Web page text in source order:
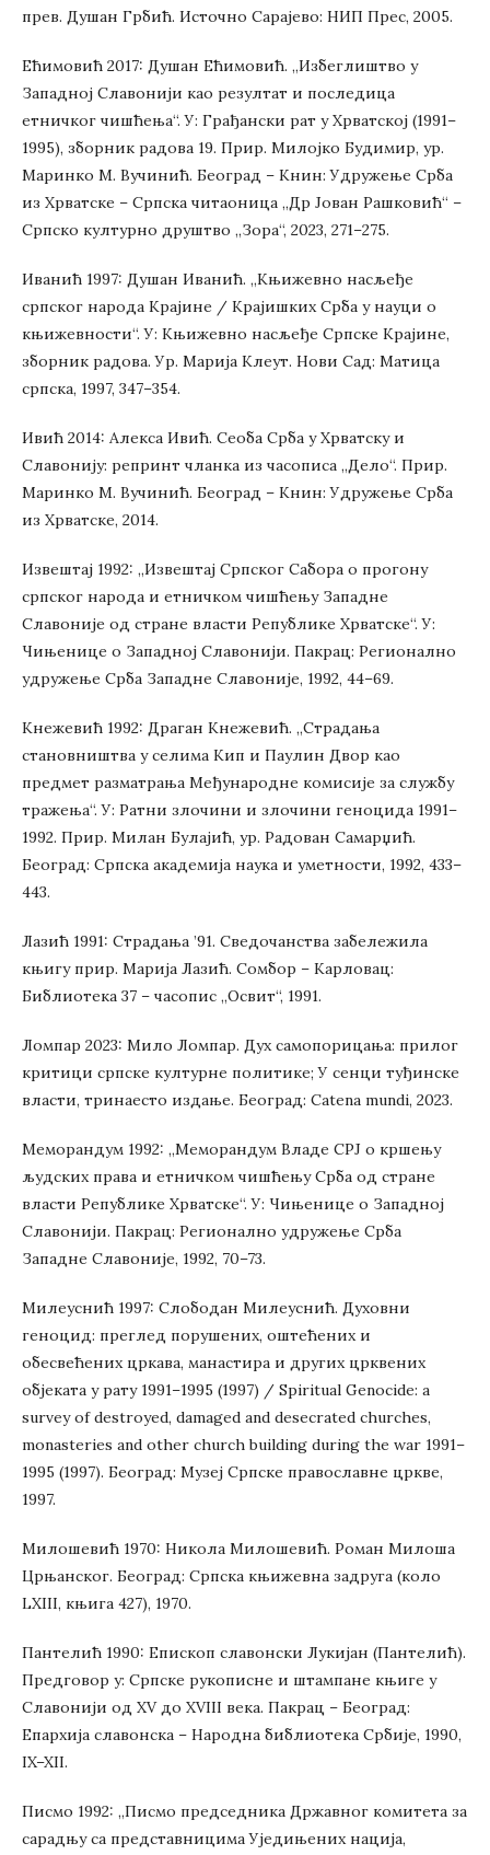
прев. Душан Грбић. Источно Сарајево: НИП Прес, 2005.
Ећимовић 2017: Душан Ећимовић. „Избеглиштво у
Западној Славонији као резултат и последица
етничког чишћења“. У: Грађански рат у Хрватској (1991–
1995), зборник радова 19. Прир. Милојко Будимир, ур.
Маринко М. Вучинић. Београд – Книн: Удружење Срба
из Хрватске – Српска читаоница „Др Јован Рашковић“ –
Српско културно друштво „Зора“, 2023, 271–275.
Иванић 1997: Душан Иванић. „Књижевно насљеђе
српског народа Крајине / Крајишких Срба у науци о
књижевности“. У: Књижевно насљеђе Српске Крајине,
зборник радова. Ур. Марија Клеут. Нови Сад: Матица
српска, 1997, 347–354.
Ивић 2014: Алекса Ивић. Сеоба Срба у Хрватску и
Славонију: репринт чланка из часописа „Дело“. Прир.
Маринко М. Вучинић. Београд – Книн: Удружење Срба
из Хрватске, 2014.
Извештај 1992: „Извештај Српског Сабора о прогону
српског народа и етничком чишћењу Западне
Славоније од стране власти Републике Хрватске“. У:
Чињенице о Западној Славонији. Пакрац: Регионално
удружење Срба Западне Славоније, 1992, 44–69.
Кнежевић 1992: Драган Кнежевић. „Страдања
становништва у селима Кип и Паулин Двор као
предмет разматрања Међународне комисије за службу
тражења“. У: Ратни злочини и злочини геноцида 1991–
1992. Прир. Милан Булајић, ур. Радован Самарџић.
Београд: Српска академија наука и уметности, 1992, 433–
443.
Лазић 1991: Страдања ’91. Сведочанства забележила
књигу прир. Марија Лазић. Сомбор – Карловац:
Библиотека 37 – часопис „Освит“, 1991.
Ломпар 2023: Мило Ломпар. Дух самопорицања: прилог
критици српске културне политике; У сенци туђинске
власти, тринаесто издање. Београд: Catena mundi, 2023.
Меморандум 1992: „Меморандум Владе СРЈ о кршењу
људских права и етничком чишћењу Срба од стране
власти Републике Хрватске“. У: Чињенице о Западној
Славонији. Пакрац: Регионално удружење Срба
Западне Славоније, 1992, 70–73.
Милеуснић 1997: Слободан Милеуснић. Духовни
геноцид: преглед порушених, оштећених и
обесвећених цркава, манастира и других црквених
објеката у рату 1991–1995 (1997) / Spiritual Genocide: a
survey of destroyed, damaged and desecrated churches,
monasteries and other church building during the war 1991–
1995 (1997). Београд: Музеј Српске православне цркве,
1997.
Милошевић 1970: Никола Милошевић. Роман Милоша
Црњанског. Београд: Српска књижевна задруга (коло
LXIII, књига 427), 1970.
Пантелић 1990: Епископ славонски Лукијан (Пантелић).
Предговор у: Српске рукописне и штампане књиге у
Славонији од XV до XVIII века. Пакрац – Београд:
Епархија славонска – Народна библиотека Србије, 1990,
IX–XII.
Писмо 1992: „Писмо председника Државног комитета за
сарадњу са представницима Уједињених нација,